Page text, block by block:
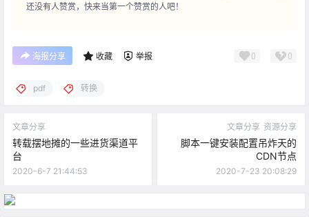
还没有人赞赏，快来当第一个赞赏的人吧！
海报分享 收藏 举报 0 0
pdf 转换
文章分享
转载摆地摊的一些进货渠道平
台
2020-6-7 21:44:53
文章分享 资源分享
脚本一键安装配置吊炸天的
CDN节点
2020-7-23 20:08:29